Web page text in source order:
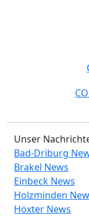
Unser
Bad-Driburg
Brakel News
Einbeck News
Holzminden
Höxter News